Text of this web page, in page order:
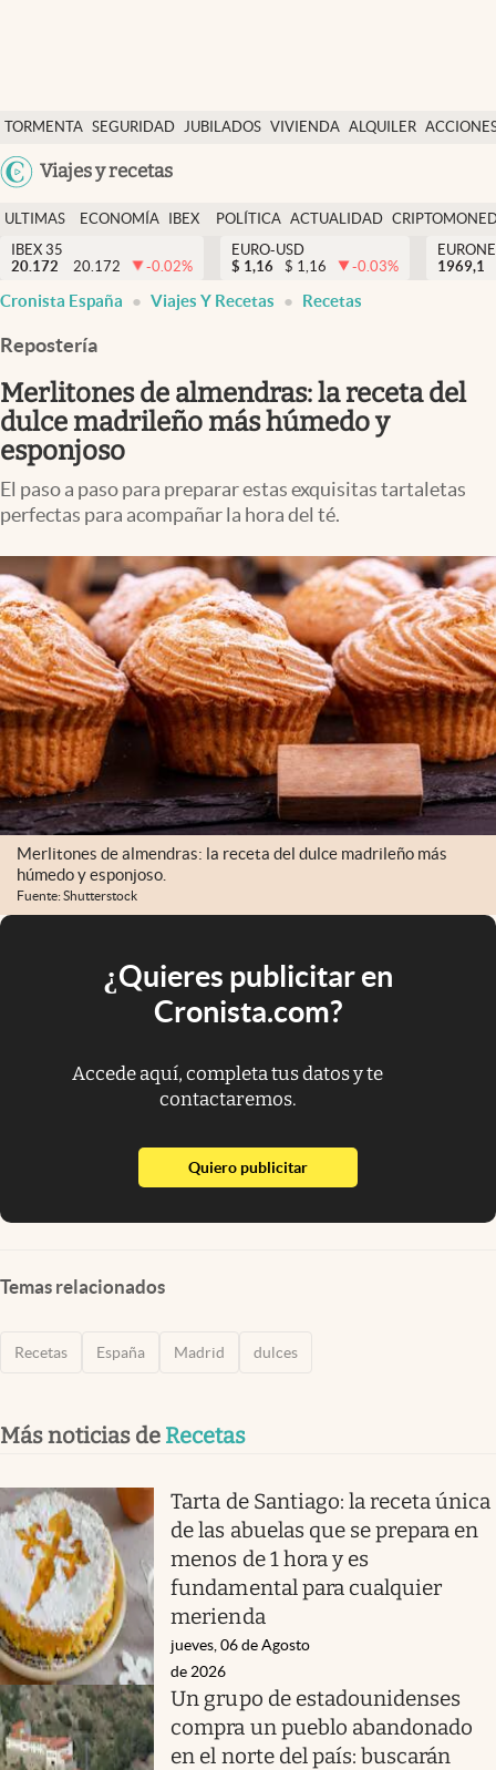
TORMENTA SEGURIDAD JUBILADOS VIVIENDA ALQUILER
USA
Viajes y recetas
Economía y finanzas
Política
Actualidad
Criptomonedas
España
ULTIMAS
NOTICIAS
ECONOMÍA
FINANZAS
IBEX
EURO
POLÍTICA ACTUALIDAD
IBEX 35
20.172
20.172 -0.02%
EURO-USD
$ 1,16 $ 1,16 -0.03%
1969,1
Cronista España Viajes Y Recetas Recetas
Repostería
Merlitones de almendras: la receta del
dulce madrileño más húmedo y
esponjoso
El paso a paso para preparar estas exquisitas tartaletas
perfectas para acompañar la hora del té.
Merlitones de almendras: la receta del dulce madrileño más
húmedo y esponjoso.
Fuente: Shutterstock
¿Quieres publicitar en
Cronista.com?
Accede aquí, completa tus datos y te
contactaremos.
Quiero publicitarabre en nueva pestaña
Temas relacionados
Recetas España Madrid dulces
Más noticias de Recetas
Tarta de Santiago: la receta única
de las abuelas que se prepara en
menos de 1 hora y es
fundamental para cualquier
merienda
jueves, 06 de Agosto
de 2026
Un grupo de estadounidenses
compra un pueblo abandonado
en el norte del país: buscarán